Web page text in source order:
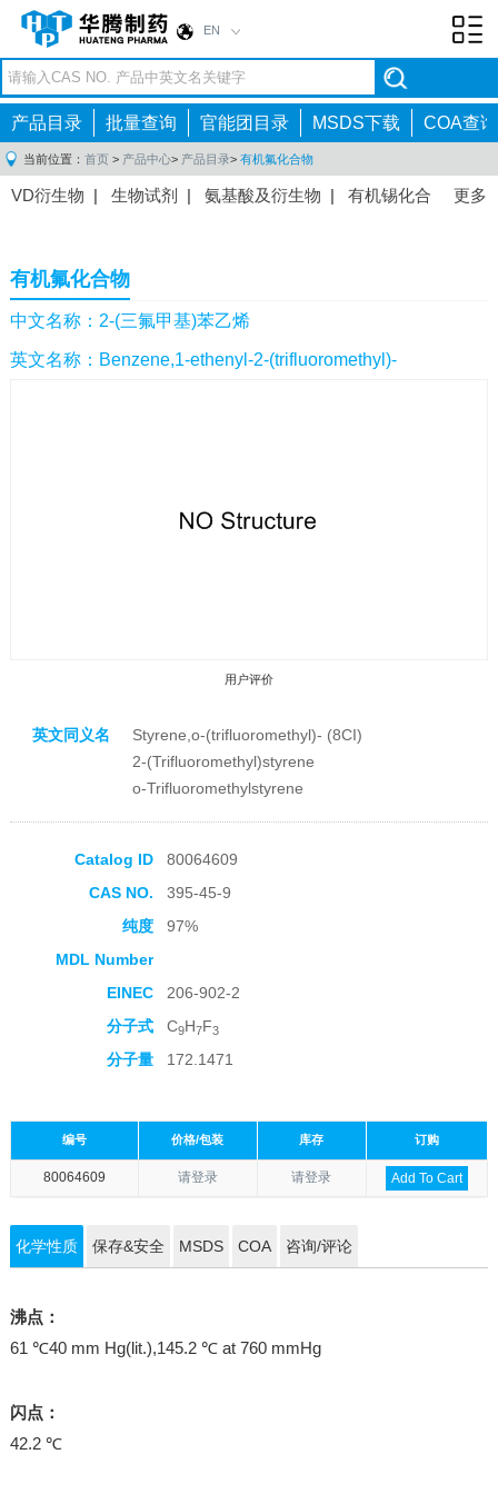
EN
产品目录 批量查询 官能团目录 MSDS下载 COA查询
当前位置： 首页 > 产品中心> 产品目录> 有机氟化合物
更多
VD衍生物 | 生物试剂 | 氨基酸及衍生物 | 有机锡化合
间体|抗高血压药物中间体
感染药物中间体|
体 |抗精神病药物中间体 |抗炎药物中间体
药中间体|其他原料药中间体|
有机氟化合物
中文名称：2-(三氟甲基)苯乙烯
英文名称：Benzene,1-ethenyl-2-(trifluoromethyl)-
用户评价
英文同义名
Styrene,o-(trifluoromethyl)- (8CI)
2-(Trifluoromethyl)styrene
o-Trifluoromethylstyrene
Catalog ID
80064609
CAS NO.
395-45-9
纯度
97%
MDL Number
EINEC
206-902-2
分子式
C9H7F3
分子量 172.1471
编号 价格/包装 库存 订购
80064609 请登录 请登录 Add To Cart
化学性质 保存&安全 MSDS COA 咨询/评论
沸点：
61 ℃40 mm Hg(lit.),145.2 ℃ at 760 mmHg
闪点：
42.2 ℃